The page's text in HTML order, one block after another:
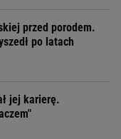
przed porodem.
po latach
jej karierę.